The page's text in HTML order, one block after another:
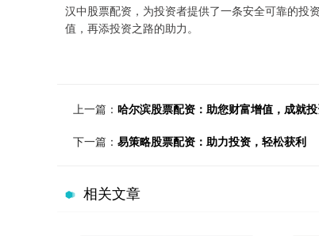
汉中股票配资，为投资者提供了一条安全可靠的投
值，再添投资之路的助力。
上一篇： 哈尔滨股票配资：助您财富增值，成就
下一篇： 易策略股票配资：助力投资，轻松获利
相关文章